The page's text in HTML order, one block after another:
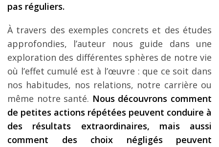
pas réguliers.
À travers des exemples concrets et des études
approfondies, l’auteur nous guide dans une
exploration des différentes sphères de notre vie
où l’effet cumulé est à l’œuvre : que ce soit dans
nos habitudes, nos relations, notre carrière ou
même notre santé. Nous découvrons comment
de petites actions répétées peuvent conduire à
des résultats extraordinaires, mais aussi
comment des choix négligés peuvent